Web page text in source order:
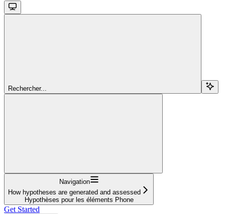
Rechercher...
Navigation
How hypotheses are generated and assessed
Hypothèses pour les éléments Phone
Get Started